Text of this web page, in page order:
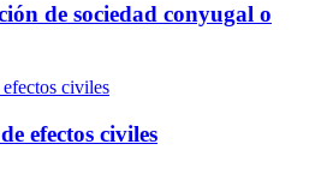
de sociedad conyugal o
efectos civiles